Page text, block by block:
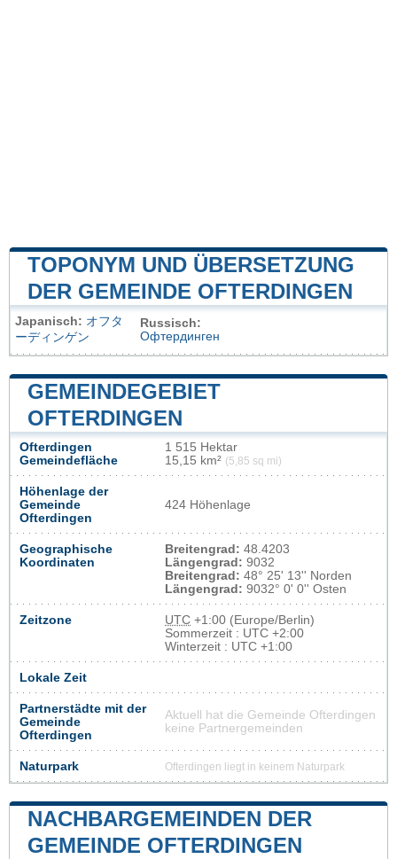
TOPONYM UND ÜBERSETZUNG
DER GEMEINDE OFTERDINGEN
Japanisch: オフタ
ーディンゲン
Russisch:
Офтердинген
GEMEINDEGEBIET
OFTERDINGEN
Ofterdingen
Gemeindefläche
1 515 Hektar
15,15 km² (5,85 sq mi)
Höhenlage der
Gemeinde
Ofterdingen
424 Höhenlage
Geographische
Koordinaten
Breitengrad: 48.4203
Längengrad: 9032
Breitengrad: 48° 25' 13'' Norden
Längengrad: 9032° 0' 0'' Osten
Zeitzone UTC +1:00 (Europe/Berlin)
Sommerzeit : UTC +2:00
Winterzeit : UTC +1:00
Lokale Zeit
Partnerstädte mit der
Gemeinde
Ofterdingen
Aktuell hat die Gemeinde Ofterdingen
keine Partnergemeinden
Naturpark Ofterdingen liegt in keinem Naturpark
NACHBARGEMEINDEN DER
GEMEINDE OFTERDINGEN